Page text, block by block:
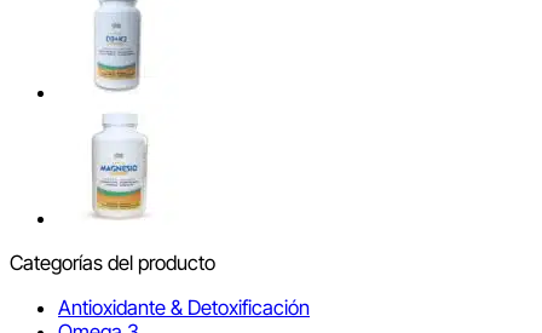
Categorías del producto
Antioxidante & Detoxificación